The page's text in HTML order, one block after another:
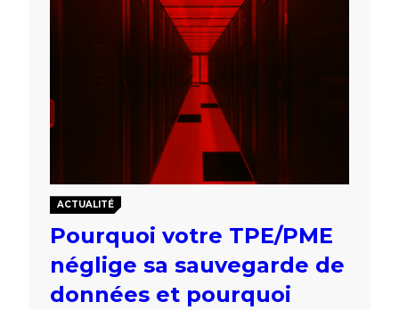
ACTUALITÉ
Pourquoi votre TPE/PME
néglige sa sauvegarde de
données et pourquoi